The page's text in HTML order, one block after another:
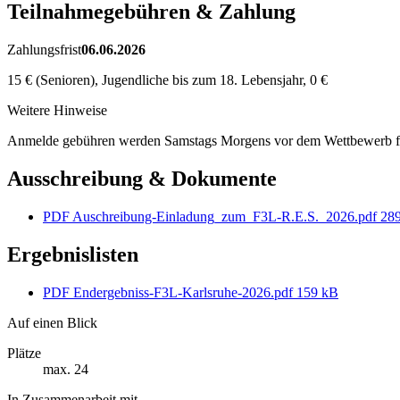
Teilnahmegebühren & Zahlung
Zahlungsfrist06.06.2026
15 € (Senioren), Jugendliche bis zum 18. Lebensjahr, 0 €
Weitere Hinweise
Anmelde gebühren werden Samstags Morgens vor dem Wettbewerb
Ausschreibung & Dokumente
PDF Auschreibung-Einladung_zum_F3L-R.E.S._2026.pdf
Ergebnislisten
PDF Endergebniss-F3L-Karlsruhe-2026.pdf 159 kB
Auf einen Blick
Plätze
max. 24